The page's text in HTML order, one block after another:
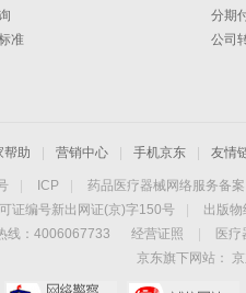
准
分期
公司
帮助 营销中心 手机京东 友情
ICP 药品医疗器械网络服务备案
证编号新出网证(京)字150号
出版物
线：4006067733 经营证照 医
京东旗下网站：